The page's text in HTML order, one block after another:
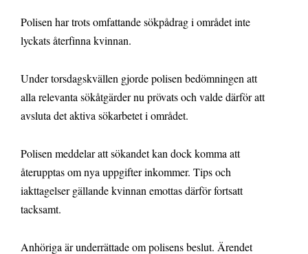
Polisen har trots omfattande sökpådrag i området inte
lyckats återfinna kvinnan.
Under torsdagskvällen gjorde polisen bedömningen att
alla relevanta sökåtgärder nu prövats och valde därför att
avsluta det aktiva sökarbetet i området.
Polisen meddelar att sökandet kan dock komma att
återupptas om nya uppgifter inkommer. Tips och
iakttagelser gällande kvinnan emottas därför fortsatt
tacksamt.
Anhöriga är underrättade om polisens beslut. Ärendet